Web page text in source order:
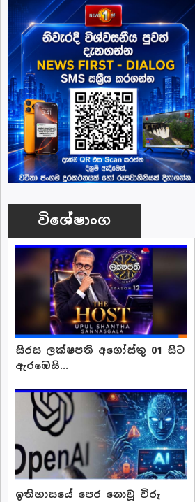
විශේෂාංග
සිරස ලක්ෂපති අගෝස්තු 01 සිට
ඇරඹෙයි...
ඉතිහාසයේ පෙර නොවූ විරූ